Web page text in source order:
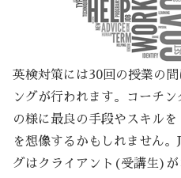
英検対策には30回の授業の
ングが行われます。コーチ
の様に最良の手段やスキル
を想像するかもしれません
グはクライアント(受講生)